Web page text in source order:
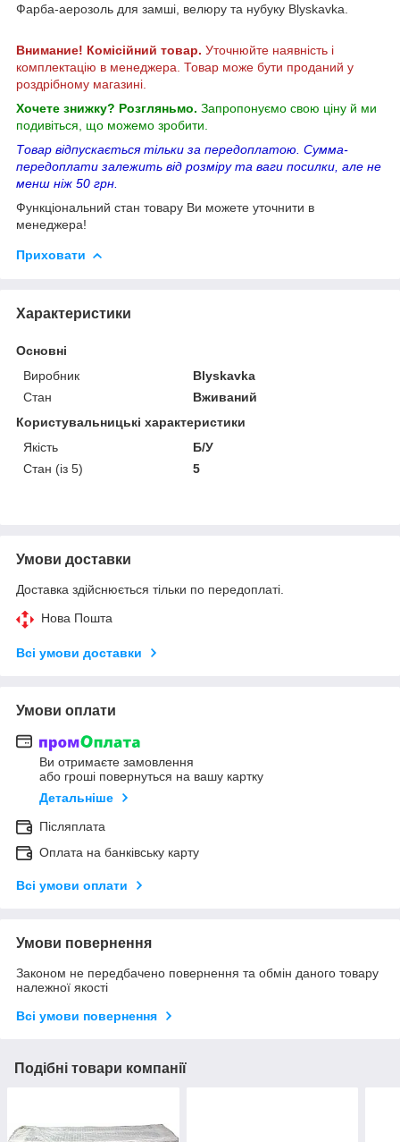
Фарба-аерозоль для замші, велюру та нубуку Blyskavka.
Внимание! Комісійний товар. Уточнюйте наявність і
комплектацію в менеджера. Товар може бути проданий у
роздрібному магазині.
Хочете знижку? Розгляньмо. Запропонуємо свою ціну й ми
подивіться, що можемо зробити.
Товар відпускається тільки за передоплатою. Сумма-
передоплати залежить від розміру та ваги посилки, але не
менш ніж 50 грн.
Функціональний стан товару Ви можете уточнити в
менеджера!
Приховати
Характеристики
Основні
Виробник
Blyskavka
Стан
Вживаний
Користувальницькі характеристики
Якість
Б/У
Стан (із 5)
5
Умови доставки
Доставка здійснюється тільки по передоплаті.
Нова Пошта
Всі умови доставки
Умови оплати
Ви отримаєте замовлення
або гроші повернуться на вашу картку
Детальніше
Післяплата
Оплата на банківську карту
Всі умови оплати
Умови повернення
Законом не передбачено повернення та обмін даного товару
належної якості
Всі умови повернення
Подібні товари компанії